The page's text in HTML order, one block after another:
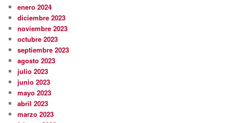
enero 2024
diciembre 2023
noviembre 2023
octubre 2023
septiembre 2023
agosto 2023
julio 2023
junio 2023
mayo 2023
abril 2023
marzo 2023